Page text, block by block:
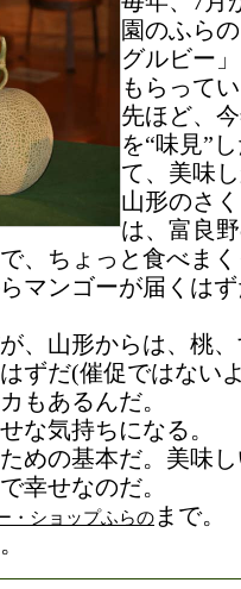
園のふら
グルビー
もらって
先ほど、
を“味見”
て、美味
山形のさ
は、富良
、ちょっと食べま
マンゴーが届くは
、山形からは、桃
ずだ(催促ではない
もあるんだ。
な気持ちになる。
めの基本だ。美味
幸せなのだ。
・ショップふらの まで。